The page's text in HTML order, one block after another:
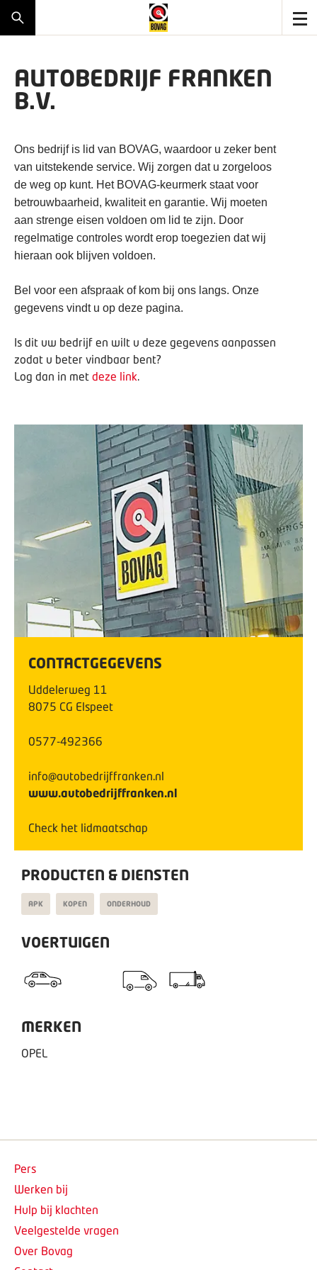
AUTOBEDRIJF FRANKEN
B.V.
Ons bedrijf is lid van BOVAG, waardoor u zeker bent
van uitstekende service. Wij zorgen dat u zorgeloos
de weg op kunt. Het BOVAG-keurmerk staat voor
betrouwbaarheid, kwaliteit en garantie. Wij moeten
aan strenge eisen voldoen om lid te zijn. Door
regelmatige controles wordt erop toegezien dat wij
hieraan ook blijven voldoen.
Bel voor een afspraak of kom bij ons langs. Onze
gegevens vindt u op deze pagina.
Is dit uw bedrijf en wilt u deze gegevens aanpassen
zodat u beter vindbaar bent?
Log dan in met deze link.
CONTACTGEGEVENS
Uddelerweg 11
8075 CG Elspeet
0577-492366
info@autobedrijffranken.nl
www.autobedrijffranken.nl
Check het lidmaatschap
PRODUCTEN & DIENSTEN
APK KOPEN ONDERHOUD
VOERTUIGEN
MERKEN
OPEL
Pers
Werken bij
Hulp bij klachten
Veelgestelde vragen
Over Bovag